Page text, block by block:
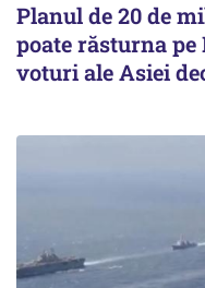
Planul de 20 de
poate răsturna pe
voturi ale Asiei